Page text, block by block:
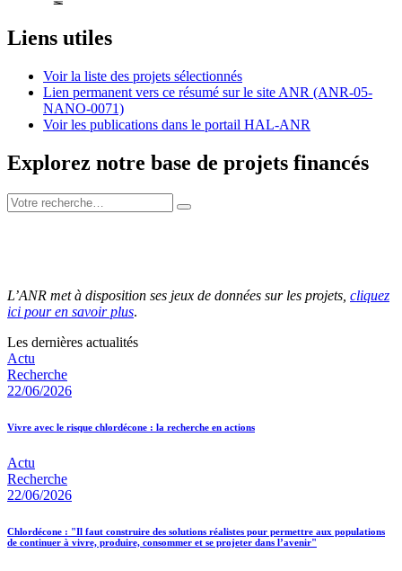
Liens utiles
Voir la liste des projets sélectionnés
Lien permanent vers ce résumé sur le site ANR (ANR-05-
NANO-0071)
Voir les publications dans le portail HAL-ANR
Explorez notre base de projets financés
L’ANR met à disposition ses jeux de données sur les projets, cliquez
ici pour en savoir plus.
Les dernières actualités
Actu
Recherche
22/06/2026
Vivre avec le risque chlordécone : la recherche en actions
Actu
Recherche
22/06/2026
Chlordécone : "Il faut construire des solutions réalistes pour permettre aux populations
de continuer à vivre, produire, consommer et se projeter dans l’avenir"